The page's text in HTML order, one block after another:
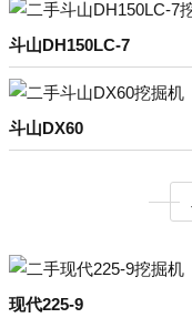
斗山DH150LC-7
斗山DX60
现代225-9